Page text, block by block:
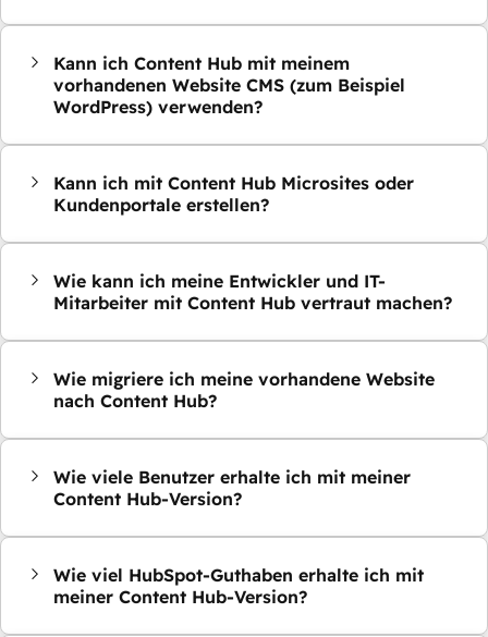
Kann ich Content Hub mit meinem
vorhandenen Website CMS (zum Beispiel
WordPress) verwenden?
Kann ich mit Content Hub Microsites oder
Kundenportale erstellen?
Wie kann ich meine Entwickler und IT-
Mitarbeiter mit Content Hub vertraut machen?
Wie migriere ich meine vorhandene Website
nach Content Hub?
Wie viele Benutzer erhalte ich mit meiner
Content Hub-Version?
Wie viel HubSpot-Guthaben erhalte ich mit
meiner Content Hub-Version?